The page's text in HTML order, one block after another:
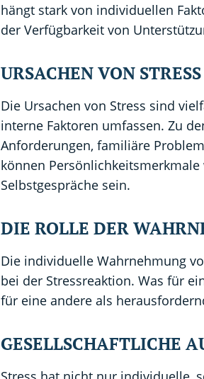
hängt stark von individuellen
der Verfügbarkeit von
URSACHEN VON STRESS
Die Ursachen von Stress sind
interne Faktoren umfassen. Zu
Anforderungen, familiäre
können
Selbstgespräche sein.
DIE ROLLE DER
Die individuelle Wahrnehmung
bei der Stressreaktion. Was für
für eine andere als
GESELLSCHAFTLICHE